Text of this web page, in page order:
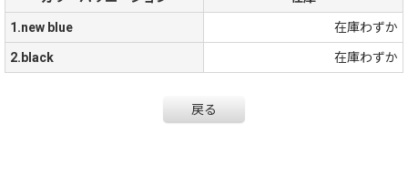
1.new blue 在庫わずか
2.black 在庫わずか
戻る